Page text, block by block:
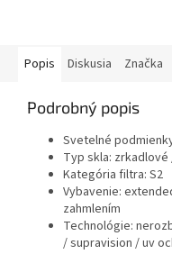
Popis Diskusia Značka
Podrobný popis
Svetelné
Typ skla:
Kategória filtra: S2
Vybavenie:
zahmlením
Technológie:
/ supravision / uv